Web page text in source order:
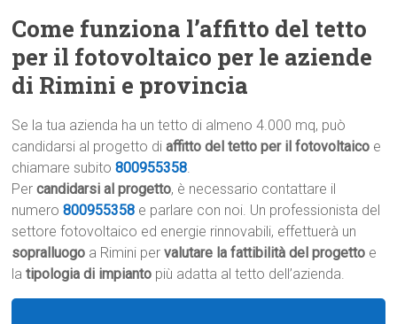
Come funziona l’affitto del tetto
per il fotovoltaico per le aziende
di Rimini e provincia
Se la tua azienda ha un tetto di almeno 4.000 mq, può
candidarsi al progetto diaffitto del tetto per il fotovoltaico e
chiamare subito800955358.
Percandidarsi al progetto, è necessario contattare il
numero800955358 e parlare con noi. Un professionista del
settore fotovoltaico ed energie rinnovabili, effettuerà un
sopralluogo a Rimini pervalutare la fattibilità del progetto e
latipologia di impianto più adatta al tetto dell’azienda.